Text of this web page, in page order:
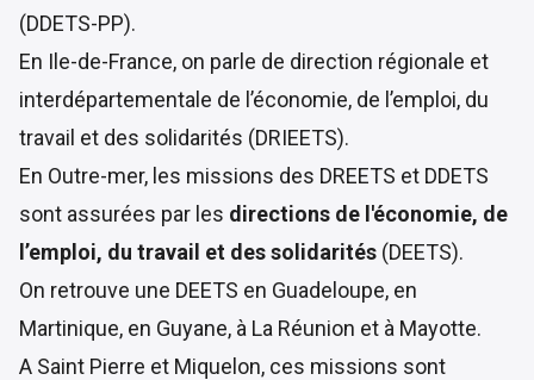
(DDETS-PP).
En Ile-de-France, on parle de direction régionale et
interdépartementale de l’économie, de l’emploi, du
travail et des solidarités (DRIEETS).
En Outre-mer, les missions des DREETS et DDETS
sont assurées par les directions de l'économie, de
l’emploi, du travail et des solidarités (DEETS).
On retrouve une DEETS en Guadeloupe, en
Martinique, en Guyane, à La Réunion et à Mayotte.
A Saint Pierre et Miquelon, ces missions sont